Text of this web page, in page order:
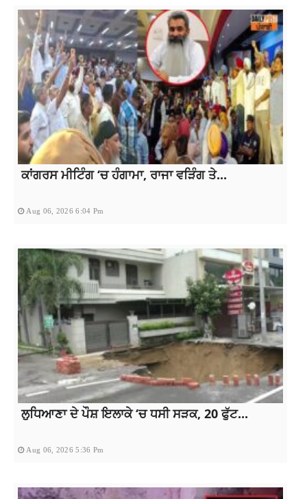
ਕਾਂਗਰਸ ਮੀਟਿੰਗ ‘ਚ ਹੰਗਾਮਾ, ਰਾਜਾ ਵੜਿੰਗ ਤੇ...
Aug 06, 2026 6:04 Pm
ਲੁਧਿਆਣਾ ਦੇ ਪੌਸ਼ ਇਲਾਕੇ ‘ਚ ਧਸੀ ਸੜਕ, 20 ਫੁੱਟ...
Aug 06, 2026 5:36 Pm